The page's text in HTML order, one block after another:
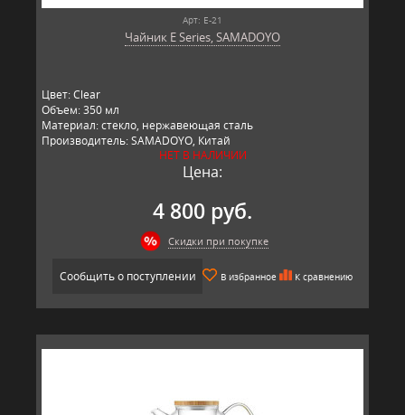
Арт: E-21
Чайник E Series, SAMADOYO
Цвет: Clear
Объем: 350 мл
Материал: стекло, нержавеющая сталь
Производитель: SAMADOYO, Китай
НЕТ В НАЛИЧИИ
Цена:
4 800 руб.
Скидки при покупке
Сообщить о поступлении В избранное К сравнению